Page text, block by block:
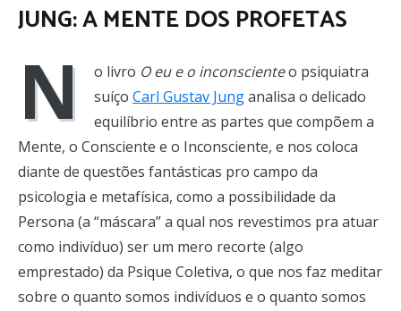
JUNG: A MENTE DOS PROFETAS
N o livro O eu e o inconscienteo psiquiatra
suíço Carl Gustav Junganalisa o delicado
equilíbrio entre as partes que compõem a
Mente, o Consciente e o Inconsciente, e nos coloca
diante de questões fantásticas pro campo da
psicologia e metafísica, como a possibilidade da
Persona (a “máscara” a qual nos revestimos pra atuar
como indivíduo) ser um mero recorte (algo
emprestado) da Psique Coletiva, o que nos faz meditar
sobre o quanto somos indivíduos e o quanto somos